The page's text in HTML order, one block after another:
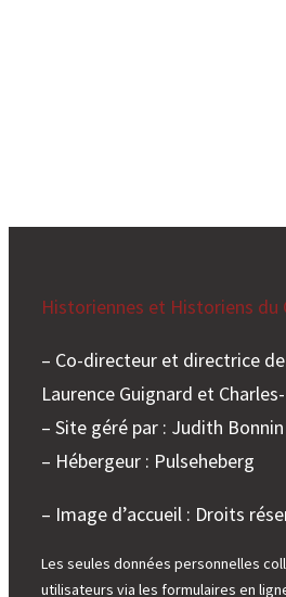
Historiennes et Historiens du
– Co-directeur et directrice
Laurence Guignard et
– Site géré par : Judith Bonnin
– Hébergeur : Pulseheberg
– Image d’accueil : Droits
Les seules données personnelles
utilisateurs via les formulaires en